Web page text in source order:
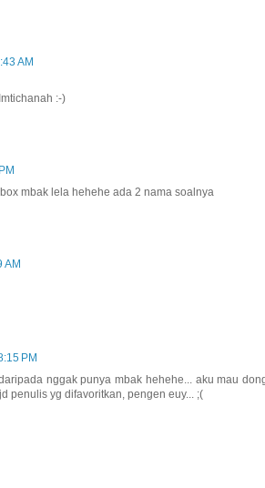
AM
:-)
mbak lela hehehe ada 2 nama soalnya
AM
PM
nggak punya mbak hehehe... aku mau
penulis yg difavoritkan, pengen euy... ;(